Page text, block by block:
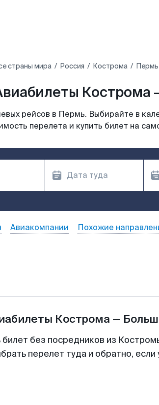
страны мира Россия Кострома Пермь
Кострома
рейсов в Пермь. Выбирайте в
перелета и купить билет на
Авиакомпании Похожие
Кострома —
без посредников из
перелет туда и обратно,